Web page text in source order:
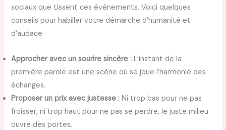
sociaux que tissent ces événements. Voici quelques
conseils pour habiller votre démarche d’humanité et
d’audace :
Approcher avec un sourire sincère : L’instant de la
première parole est une scène où se joue l’harmonie des
échanges.
Proposer un prix avec justesse : Ni trop bas pour ne pas
froisser, ni trop haut pour ne pas se perdre, le juste milieu
ouvre des portes.